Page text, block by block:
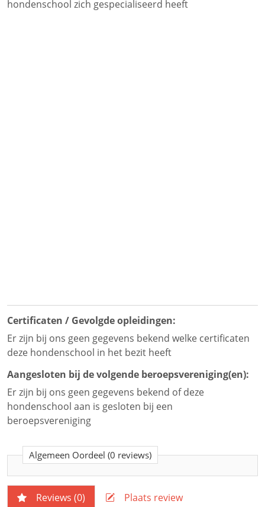
hondenschool zich gespecialiseerd heeft
Certificaten / Gevolgde opleidingen:
Er zijn bij ons geen gegevens bekend welke certificaten
deze hondenschool in het bezit heeft
Aangesloten bij de volgende beroepsvereniging(en):
Er zijn bij ons geen gegevens bekend of deze
hondenschool aan is gesloten bij een
beroepsvereniging
Algemeen Oordeel (0 reviews)
Reviews (0) Plaats review